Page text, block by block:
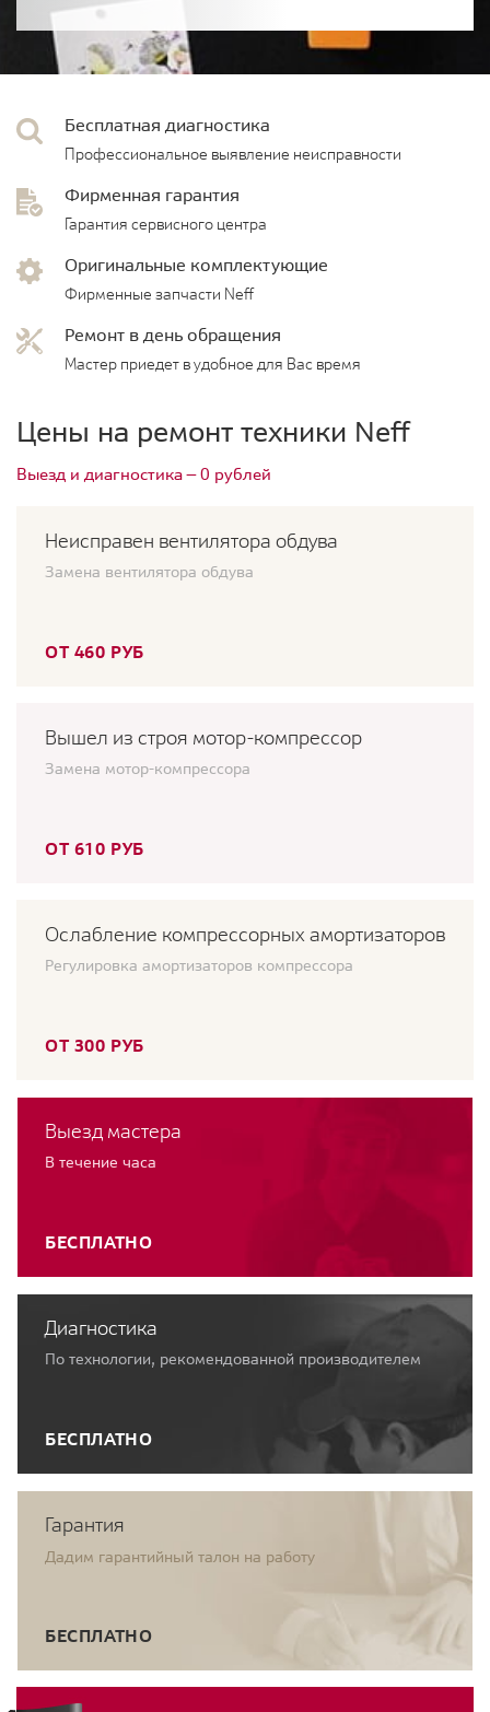
Бесплатная диагностика
Профессиональное выявление неисправности
Фирменная гарантия
Гарантия сервисного центра
Оригинальные комплектующие
Фирменные запчасти Neff
Ремонт в день обращения
Мастер приедет в удобное для Вас время
Цены на ремонт техники Neff
Выезд и диагностика — 0 рублей
Неисправен вентилятора обдува
Замена вентилятора обдува
ОТ 460 РУБ
Вышел из строя мотор-компрессор
Замена мотор-компрессора
ОТ 610 РУБ
Ослабление компрессорных амортизаторов
Регулировка амортизаторов компрессора
ОТ 300 РУБ
Выезд мастера
В течение часа
БЕСПЛАТНО
Диагностика
По технологии, рекомендованной производителем
БЕСПЛАТНО
Гарантия
Дадим гарантийный талон на работу
БЕСПЛАТНО